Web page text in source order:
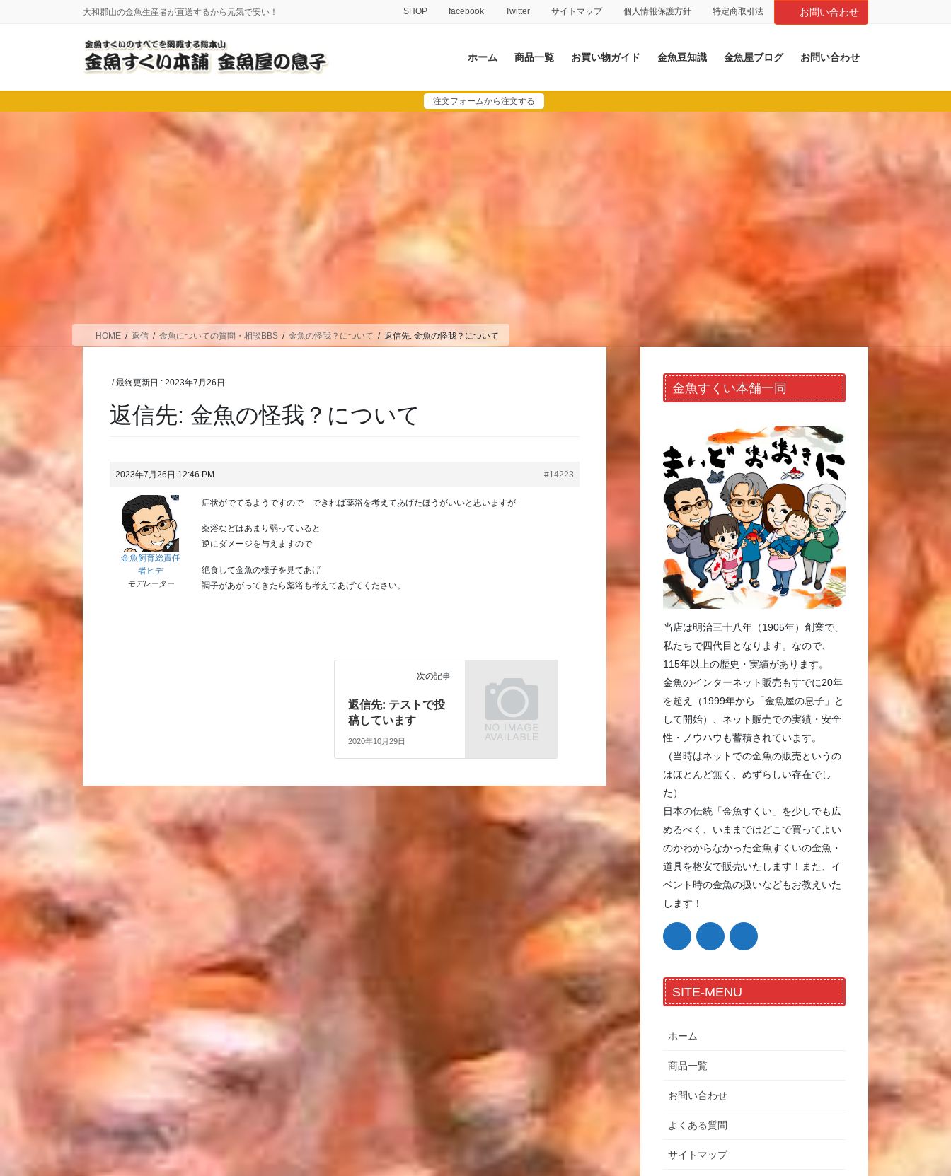
に
移
ョ
ン
大和郡山の金魚生産者が直送するから元気で安い！ SHOP facebook Twitter サイトマップ 個人情報保護方針 特定商取引法 お問い合わせ
ホーム 商品一覧 お買い物ガイド 金魚豆知識 金魚屋ブログ お問い合わせ
注文フォームから注文する
HOME 返信 金魚についての質問・相談BBS 金魚の怪我？について 返信先: 金魚の怪我？について
/ 最終更新日 :2023年7月26日
返信先: 金魚の怪我？について
2023年7月26日 12:46 PM #14223
金魚飼育総責任
者ヒデ
モデレーター
症状がでてるようですので できれば薬浴を考えてあげたほうがいいと思いますが
薬浴などはあまり弱っていると
逆にダメージを与えますので
絶食して金魚の様子を見てあげ
調子があがってきたら薬浴も考えてあげてください。
次の記事
返信先: テストで投
稿しています
2020年10月29日
金魚すくい本舗一同
当店は明治三十八年（1905年）創業で、
私たちで四代目となります。なので、
115年以上の歴史・実績があります。
金魚のインターネット販売もすでに20年
を超え（1999年から「金魚屋の息子」と
して開始）、ネット販売での実績・安全
性・ノウハウも蓄積されています。
（当時はネットでの金魚の販売というの
はほとんど無く、めずらしい存在でし
た）
日本の伝統「金魚すくい」を少しでも広
めるべく、いままではどこで買ってよい
のかわからなかった金魚すくいの金魚・
道具を格安で販売いたします！また、イ
ベント時の金魚の扱いなどもお教えいた
します！
SITE-MENU
ホーム
商品一覧
お問い合わせ
よくある質問
サイトマップ